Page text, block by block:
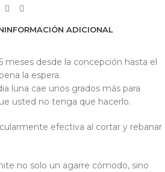
INFORMACIÓN ADICIONAL
meses desde la concepción hasta el
la espera.
luna cae unos grados más para
usted no tenga que hacerlo.
efectiva al cortar y rebanar
no solo un agarre cómodo, sino